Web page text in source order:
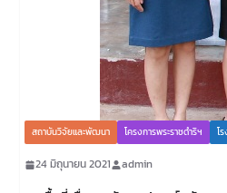
สถาบันวิจัยและพัฒนา โครงการพระราชดำริฯ โ
24 มิถุนายน 2021 admin